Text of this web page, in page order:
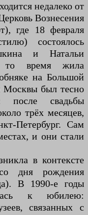
недалеко от
Вознесения
где 18 февраля
состоялось
и Натальи
то время жила
на Большой
Москвы был тесно
свадьбы
трёх месяцев,
Петербург. Сам
и они стали
в контексте
дня рождения
В 1990-е годы
к юбилею:
связанных с